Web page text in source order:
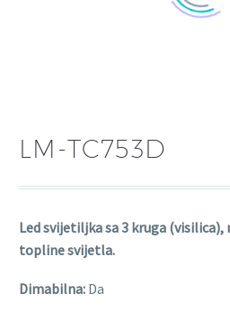
LM-TC753D
Led svijetiljka sa 3 kruga
topline svijetla.
Dimabilna: Da